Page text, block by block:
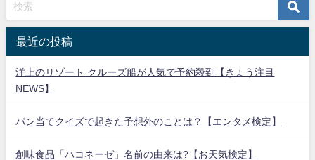
最近の投稿
洋上のリゾート クルーズ船が人気で予約殺到【きょう注目
NEWS】
パン当てクイズで起きた予想外のことは？【エンタメ検定】
創味食品「ハコネーゼ」名前の由来は?【お天気検定】